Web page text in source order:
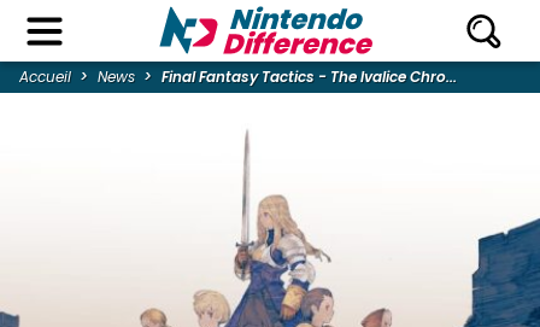
Accueil News Final Fantasy Tactics - The Ivalice Chro...